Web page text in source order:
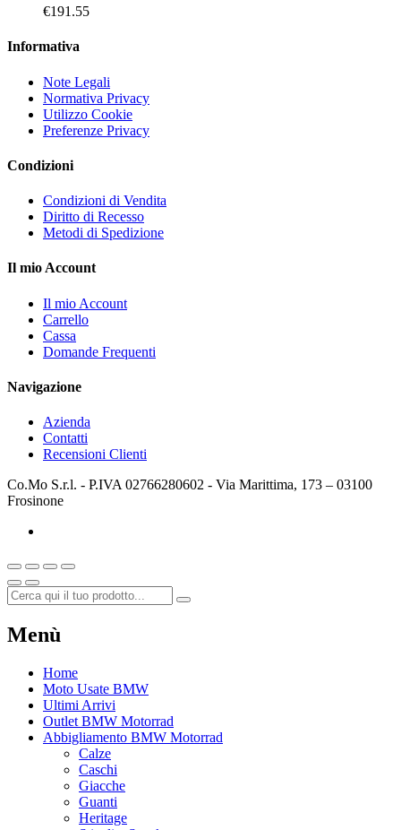
€191.55
Informativa
Note Legali
Normativa Privacy
Utilizzo Cookie
Preferenze Privacy
Condizioni
Condizioni di Vendita
Diritto di Recesso
Metodi di Spedizione
Il mio Account
Il mio Account
Carrello
Cassa
Domande Frequenti
Navigazione
Azienda
Contatti
Recensioni Clienti
Co.Mo S.r.l. - P.IVA 02766280602 - Via Marittima, 173 – 03100
Frosinone
Menù
Home
Moto Usate BMW
Ultimi Arrivi
Outlet BMW Motorrad
Abbigliamento BMW Motorrad
Calze
Caschi
Giacche
Guanti
Heritage